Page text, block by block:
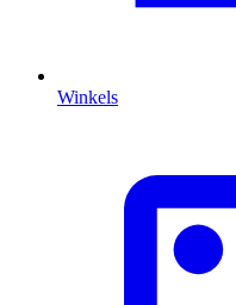
Winkels